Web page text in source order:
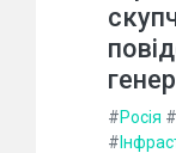
#Росія #
#